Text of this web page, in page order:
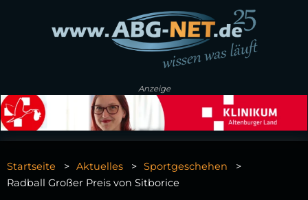
Anzeige
Startseite Aktuelles
Sportgeschehen
Radball Großer Preis von Sitborice